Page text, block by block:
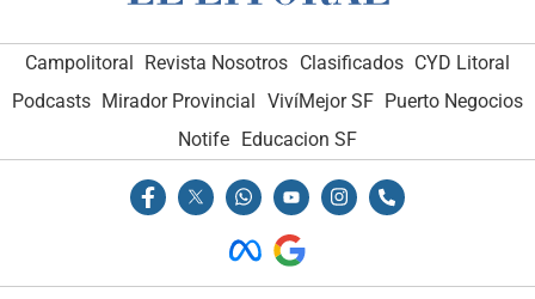
Campolitoral Revista Nosotros Clasificados CYD Litoral
Podcasts Mirador Provincial VivíMejor SF Puerto Negocios
Notife Educacion SF